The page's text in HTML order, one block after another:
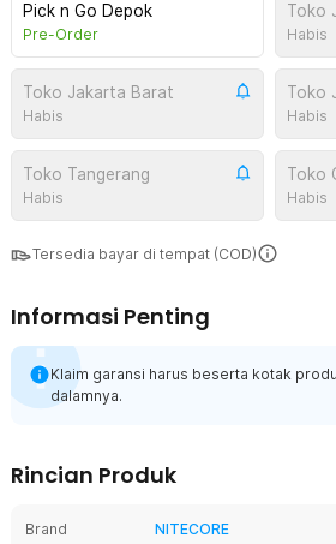
Pick n Go Depok
Pre-Order
Toko
Habis
Toko Jakarta Barat
Habis
Toko
Habis
Toko Tangerang
Habis
Toko
Habis
Tersedia bayar di tempat (COD)
Informasi Penting
Klaim garansi harus beserta kotak
dalamnya.
Rincian Produk
Brand
NITECORE